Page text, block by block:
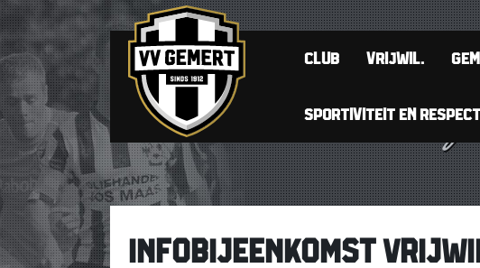
CLUB VRIJWIL.
SPORTIVITEIT EN RESPECT
INFOBIJEENKOMST